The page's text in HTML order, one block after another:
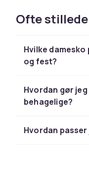
sneakersog
kontoret, en
festaften, finder
køb kan du nemt
Når solen
Ofte
Hvilke
og fest?
Hvordan gør
behagelige?
Hvordan